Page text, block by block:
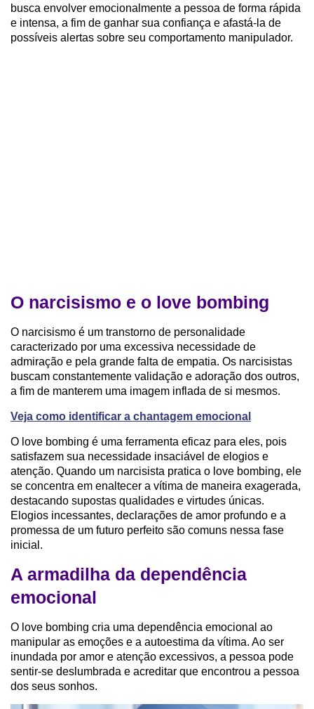
busca envolver emocionalmente a pessoa de forma rápida
e intensa, a fim de ganhar sua confiança e afastá-la de
possíveis alertas sobre seu comportamento manipulador.
O narcisismo e o love bombing
O narcisismo é um transtorno de personalidade
caracterizado por uma excessiva necessidade de
admiração e pela grande falta de empatia. Os narcisistas
buscam constantemente validação e adoração dos outros,
a fim de manterem uma imagem inflada de si mesmos.
Veja como identificar a chantagem emocional
O love bombing é uma ferramenta eficaz para eles, pois
satisfazem sua necessidade insaciável de elogios e
atenção. Quando um narcisista pratica o love bombing, ele
se concentra em enaltecer a vítima de maneira exagerada,
destacando supostas qualidades e virtudes únicas.
Elogios incessantes, declarações de amor profundo e a
promessa de um futuro perfeito são comuns nessa fase
inicial.
A armadilha da dependência
emocional
O love bombing cria uma dependência emocional ao
manipular as emoções e a autoestima da vítima. Ao ser
inundada por amor e atenção excessivos, a pessoa pode
sentir-se deslumbrada e acreditar que encontrou a pessoa
dos seus sonhos.